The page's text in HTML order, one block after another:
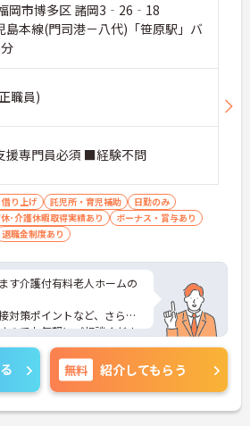
岡市博多区 諸岡3‐26‐18
島本線(門司港－八代)「笹原駅」バ
職員)
援専門員必須 ■経験不問
り上げ 託児所・育児補助
日勤のみ
･介護休暇取得実績あり
ボーナス・賞与あり
退職金制度あり
す介護付有料老人ホームの
対策ポイントなど、さらに
のでお気軽にご相談くださ
無料 紹介してもらう